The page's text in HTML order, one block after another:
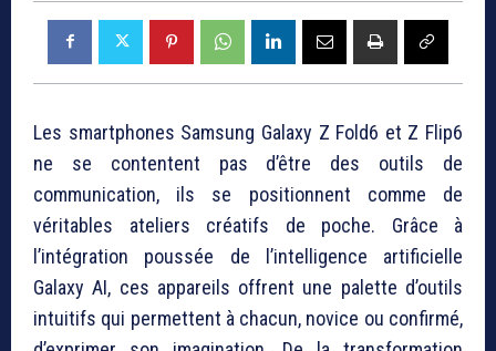
Les smartphones Samsung Galaxy Z Fold6 et Z Flip6
ne se contentent pas d’être des outils de
communication, ils se positionnent comme de
véritables ateliers créatifs de poche. Grâce à
l’intégration poussée de l’intelligence artificielle
Galaxy AI, ces appareils offrent une palette d’outils
intuitifs qui permettent à chacun, novice ou confirmé,